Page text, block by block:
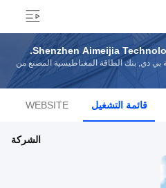
Shenzhen Aimeijia
بي دي, بنك الطاقة المغناطيسية المصنع من
قائمة التشغيل WEBSITE
الشركة